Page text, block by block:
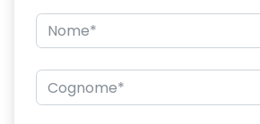
eCall funzionalità soggetta a
compatibilità 2G/3G o 4G/5G a
mantenimento della corsia